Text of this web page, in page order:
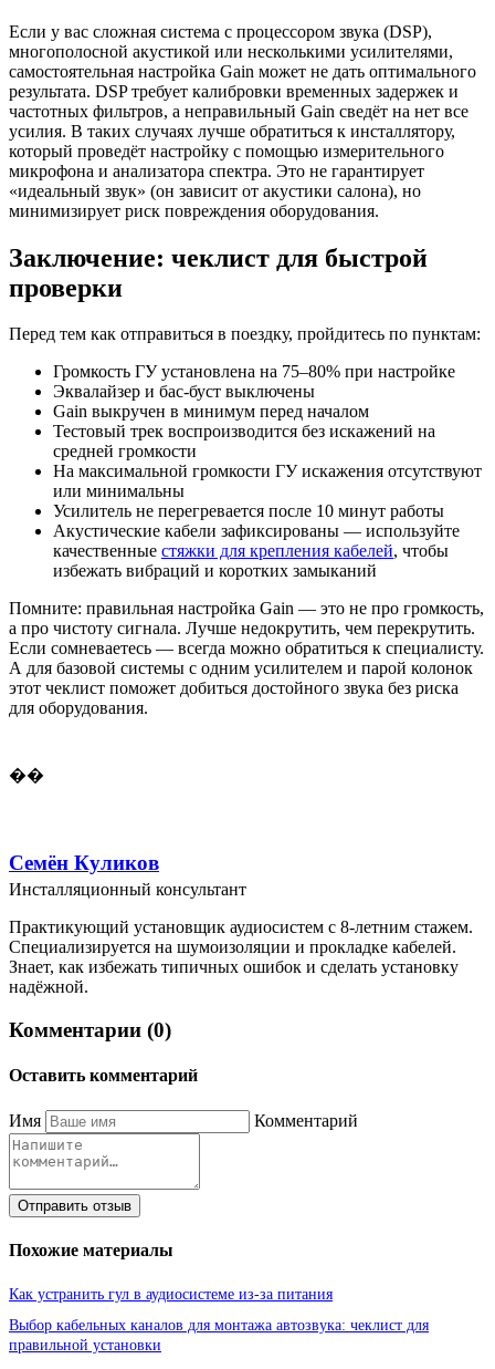
Если у вас сложная система с процессором звука (DSP),
многополосной акустикой или несколькими усилителями,
самостоятельная настройка Gain может не дать оптимального
результата. DSP требует калибровки временных задержек и
частотных фильтров, а неправильный Gain сведёт на нет все
усилия. В таких случаях лучше обратиться к инсталлятору,
который проведёт настройку с помощью измерительного
микрофона и анализатора спектра. Это не гарантирует
«идеальный звук» (он зависит от акустики салона), но
минимизирует риск повреждения оборудования.
Заключение: чеклист для быстрой
проверки
Перед тем как отправиться в поездку, пройдитесь по пунктам:
Громкость ГУ установлена на 75–80% при настройке
Эквалайзер и бас-буст выключены
Gain выкручен в минимум перед началом
Тестовый трек воспроизводится без искажений на
средней громкости
На максимальной громкости ГУ искажения отсутствуют
или минимальны
Усилитель не перегревается после 10 минут работы
Акустические кабели зафиксированы — используйте
качественные стяжки для крепления кабелей, чтобы
избежать вибраций и коротких замыканий
Помните: правильная настройка Gain — это не про громкость,
а про чистоту сигнала. Лучше недокрутить, чем перекрутить.
Если сомневаетесь — всегда можно обратиться к специалисту.
А для базовой системы с одним усилителем и парой колонок
этот чеклист поможет добиться достойного звука без риска
для оборудования.
��
Семён Куликов
Инсталляционный консультант
Практикующий установщик аудиосистем с 8-летним стажем.
Специализируется на шумоизоляции и прокладке кабелей.
Знает, как избежать типичных ошибок и сделать установку
надёжной.
Комментарии (0)
Оставить комментарий
Имя Комментарий
Отправить отзыв
Похожие материалы
Как устранить гул в аудиосистеме из-за питания
Выбор кабельных каналов для монтажа автозвука: чеклист для
правильной установки